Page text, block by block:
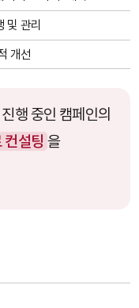
및 관리
개선
행 중인 캠페인의
컨설팅 을